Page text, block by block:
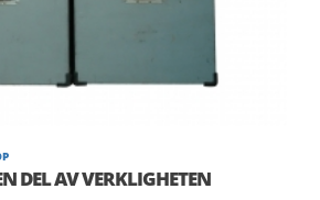
DEL AV VERKLIGHETEN